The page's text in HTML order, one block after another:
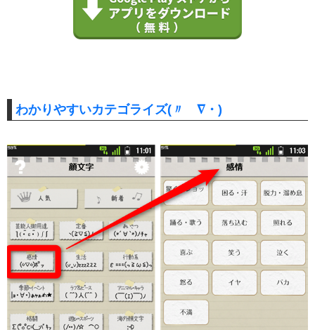
わかりやすいカテゴライズ(〃ゝ∇・)ゞ